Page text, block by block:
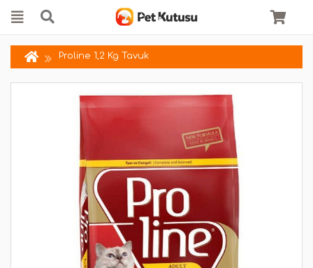
Proline 1,2 Kg Tavuk